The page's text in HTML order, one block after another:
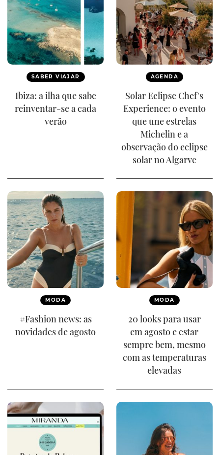
SABER VIAJAR
Ibiza: a ilha que sabe
reinventar-se a cada
verão
AGENDA
Solar Eclipse Chef's
Experience: o evento
que une estrelas
Michelin e a
observação do eclipse
solar no Algarve
MODA
#Fashion news: as
novidades de agosto
MODA
20 looks para usar
em agosto e estar
sempre bem, mesmo
com as temperaturas
elevadas